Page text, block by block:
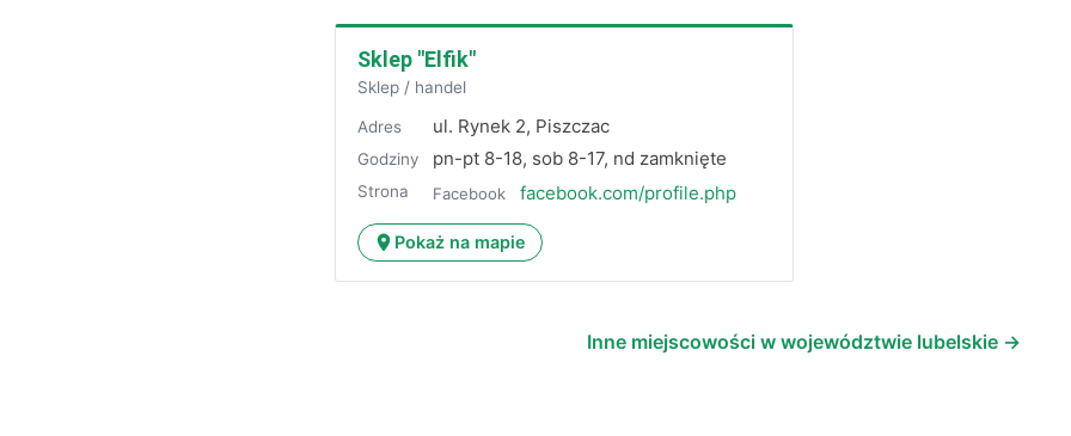
Sklep "Elfik"
Sklep / handel
Adres ul. Rynek 2, Piszczac
Godziny pn-pt 8-18, sob 8-17, nd zamknięte
Strona Facebook facebook.com/profile.php
Pokaż na mapie
Inne miejscowości w województwie lubelskie →